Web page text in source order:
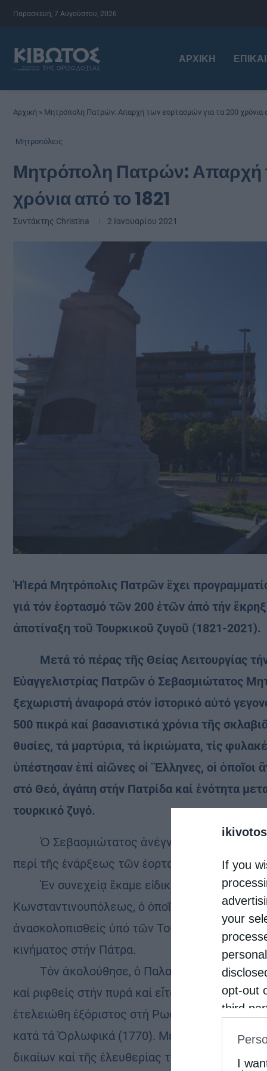
If you
your
opt-out
third
IAB’s
other
I
Παρασκευή, 7 Αυγούστου, 2026
ΑΡΧΙΚΉ
Αρχική » Μητρόπολη Πατρών: Απαρχή των εορτασμών για τα 200 χρόνια
Μητροπόλεις
Μητρόπολη Πατρών: Απαρχή
χρόνια από το 1821
Συντάκτης Christina 2 Ιανουαρίου 2021
ἩἹερά Μητρόπολις Πατρῶν ἒχει
γιά τόν ἑορτασμό τῶν 200 ἐτῶν ἀπό τήν
ἀποτίναξη τοῦ Τουρκικοῦ ζυγοῦ (1821-2021).
Μετά τό πέρας τῆς Θείας Λειτουργίας
Εὐαγγελιστρίας Πατρῶν ὁ Σεβασμιώτατος
ξεχωριστή ἀναφορά στόν ἱστορικό αὐτό
500 πικρά καί βασανιστικά χρόνια τῆς
θυσίες, τά μαρτύρια, τά ἰκριώματα, τίς
ὑπέστησαν ἐπί αἰῶνες οἱ Ἓλληνες, οἱ ὁποῖοι
στό Θεό, ἀγάπη στήν Πατρίδα καί ἑνότητα
τουρκικό ζυγό.
Ὁ Σεβασμιώτατος ἀνέγνωσε τήν ἐγκύκλιο
περί τῆς ἐνάρξεως τῶν ἑορτασμῶν γιά τά
Ἐν συνεχείᾳ ἒκαμε εἰδική μνεία στόν
Κωνσταντινουπόλεως, ὁ ὁποῖος ἦτο ὁ
ἀνασκολοπισθείς ὑπό τῶν Τούρκων τό 1466,
κινήματος στήν Πάτρα.
Τόν ἀκολούθησε, ὁ Παλαιῶν Πατρῶν
καί ριφθείς στήν πυρά καί εἶτα ὁ
ἐτελειώθη ἐξόριστος στή Ρωσία, ἐξ’ αἰτίας
κατά τά Ὁρλωφικά (1770). Μέχρι τήν
δικαίων καί τῆς ἐλευθερίας τῆς Ἑλλάδος.